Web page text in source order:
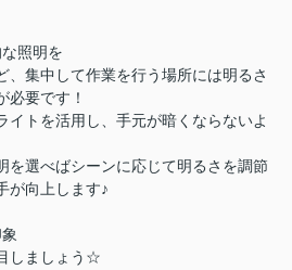
照明を
、集中して作業を行う場所には明るさ
必要です！
イトを活用し、手元が暗くならないよ
を選べばシーンに応じて明るさを調節
が向上します♪
しましょう☆